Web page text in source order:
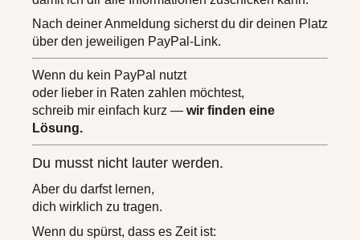
Nach deiner Anmeldung sicherst du dir deinen Platz
über den jeweiligen PayPal-Link.
Wenn du kein PayPal nutzt
oder lieber in Raten zahlen möchtest,
schreib mir einfach kurz — wir finden eine
Lösung.
Du musst nicht lauter werden.
Aber du darfst lernen,
dich wirklich zu tragen.
Wenn du spürst, dass es Zeit ist: